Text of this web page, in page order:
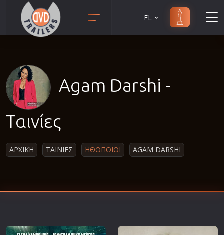
Αισθησιακές
Γουέστερν
Επιστημονικής Φαντασίας
EL
Agam Darshi -
Ταινίες
ΑΡΧΙΚΗ ΤΑΙΝΙΕΣ ΗΘΟΠΟΙΟΙ AGAM DARSHI